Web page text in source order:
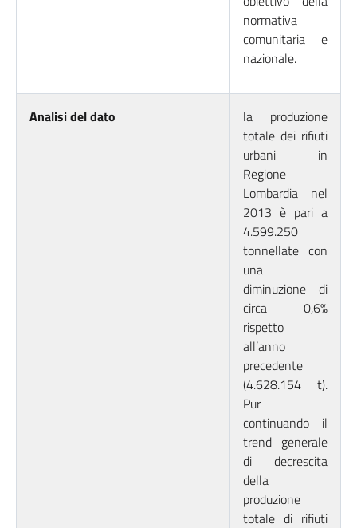
normativa
comunitaria e
nazionale.
Analisi del dato
la produzione
totale dei rifiuti
urbani in
Regione
Lombardia nel
2013 è pari a
4.599.250
tonnellate con
una
diminuzione di
circa 0,6%
rispetto
all’anno
precedente
(4.628.154 t).
Pur
continuando il
trend generale
di decrescita
della
produzione
totale di rifiuti